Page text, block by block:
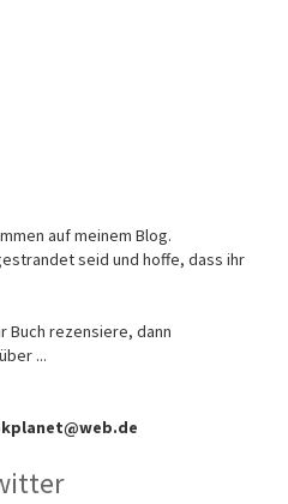
auf meinem Blog.
seid und hoffe, dass ihr
Buch rezensiere, dann
...